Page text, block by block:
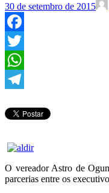
30 de setembro de 2015
Facebook
Twitter
WhatsApp
O vereador Astro de
parcerias entre os